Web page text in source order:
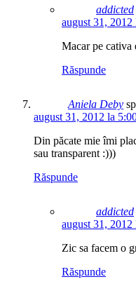
addicted
august 31,
Macar pe cativa
Răspunde
Aniela Deby
august 31, 2012 la
Din păcate mie îmi
sau transparent :)))
Răspunde
addicted
august 31,
Zic sa facem o
Răspunde